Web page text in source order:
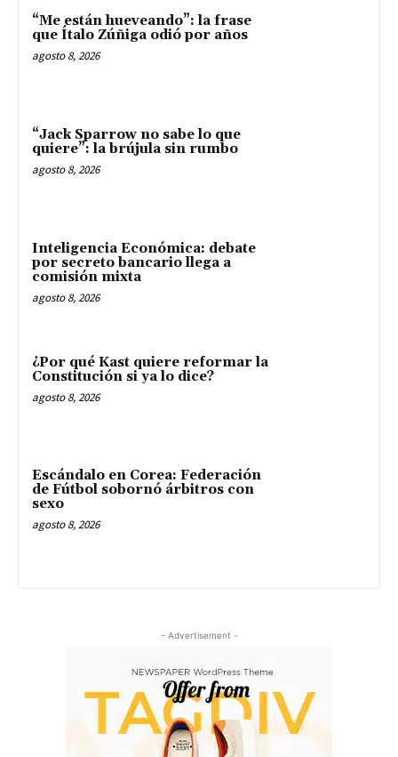
“Me están hueveando”: la frase
que Ítalo Zúñiga odió por años
agosto 8, 2026
“Jack Sparrow no sabe lo que
quiere”: la brújula sin rumbo
agosto 8, 2026
Inteligencia Económica: debate
por secreto bancario llega a
comisión mixta
agosto 8, 2026
¿Por qué Kast quiere reformar la
Constitución si ya lo dice?
agosto 8, 2026
Escándalo en Corea: Federación
de Fútbol sobornó árbitros con
sexo
agosto 8, 2026
- Advertisement -